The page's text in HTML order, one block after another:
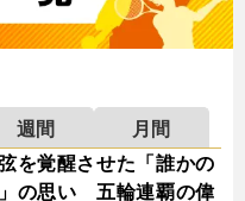
週間
月間
を覚醒させた「誰かの
の思い 五輪連覇の偉